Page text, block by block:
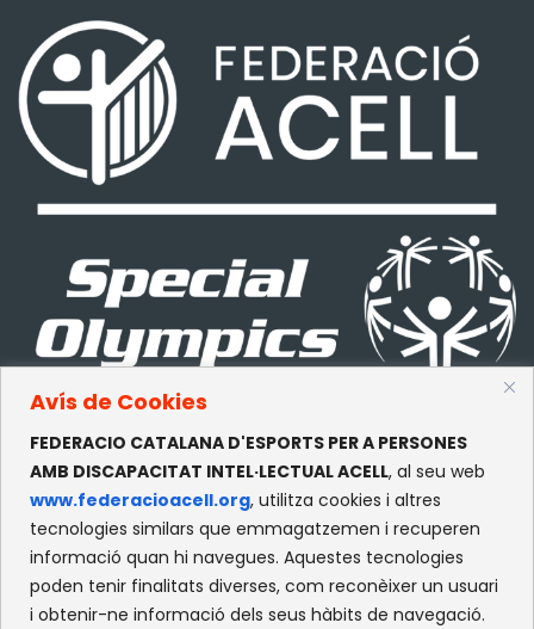
Avís de Cookies
FEDERACIO CATALANA D'ESPORTS PER A PERSONES
AMB DISCAPACITAT INTEL·LECTUAL ACELL, al seu web
www.federacioacell.org, utilitza cookies i altres
tecnologies similars que emmagatzemen i recuperen
informació quan hi navegues. Aquestes tecnologies
poden tenir finalitats diverses, com reconèixer un usuari
i obtenir-ne informació dels seus hàbits de navegació.
CONTACTE
c/Olympe de Gouges, S/N
Recinte Mundet
08035 -Barcelona